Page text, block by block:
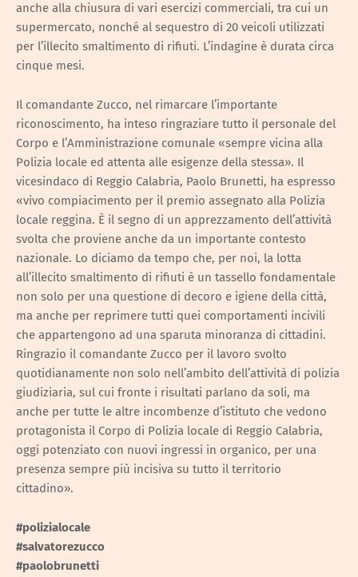
anche alla chiusura di vari esercizi commerciali, tra cui un
supermercato, nonché al sequestro di 20 veicoli utilizzati
per l’illecito smaltimento di rifiuti. L’indagine è durata circa
cinque mesi.
Il comandante Zucco, nel rimarcare l’importante
riconoscimento, ha inteso ringraziare tutto il personale del
Corpo e l’Amministrazione comunale «sempre vicina alla
Polizia locale ed attenta alle esigenze della stessa». Il
vicesindaco di Reggio Calabria, Paolo Brunetti, ha espresso
«vivo compiacimento per il premio assegnato alla Polizia
locale reggina. È il segno di un apprezzamento dell’attività
svolta che proviene anche da un importante contesto
nazionale. Lo diciamo da tempo che, per noi, la lotta
all’illecito smaltimento di rifiuti è un tassello fondamentale
non solo per una questione di decoro e igiene della città,
ma anche per reprimere tutti quei comportamenti incivili
che appartengono ad una sparuta minoranza di cittadini.
Ringrazio il comandante Zucco per il lavoro svolto
quotidianamente non solo nell’ambito dell’attività di polizia
giudiziaria, sul cui fronte i risultati parlano da soli, ma
anche per tutte le altre incombenze d’istituto che vedono
protagonista il Corpo di Polizia locale di Reggio Calabria,
oggi potenziato con nuovi ingressi in organico, per una
presenza sempre più incisiva su tutto il territorio
cittadino».
#polizialocale
#salvatorezucco
#paolobrunetti